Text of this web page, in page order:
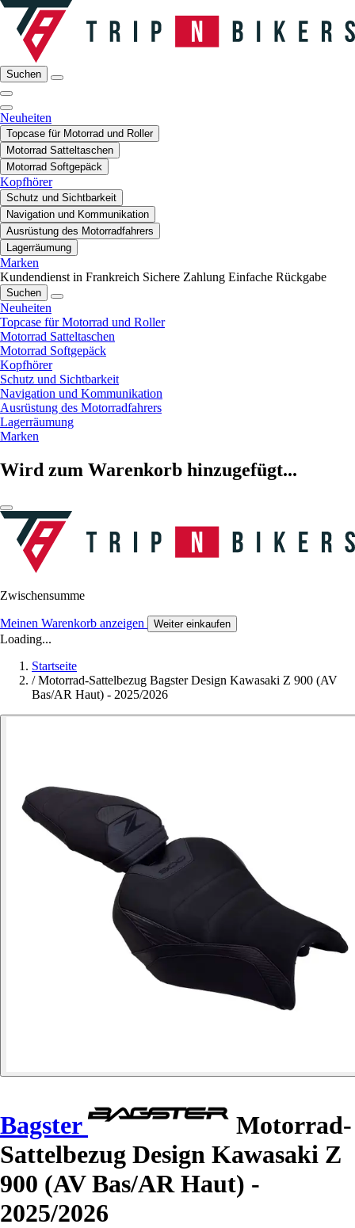
Suchen
Neuheiten
Topcase für Motorrad und Roller
Motorrad Satteltaschen
Motorrad Softgepäck
Kopfhörer
Schutz und Sichtbarkeit
Navigation und Kommunikation
Ausrüstung des Motorradfahrers
Lagerräumung
Marken
Kundendienst in Frankreich Sichere Zahlung Einfache Rückgabe
Suchen
Neuheiten
Topcase für Motorrad und Roller
Motorrad Satteltaschen
Motorrad Softgepäck
Kopfhörer
Schutz und Sichtbarkeit
Navigation und Kommunikation
Ausrüstung des Motorradfahrers
Lagerräumung
Marken
Wird zum Warenkorb hinzugefügt...
Zwischensumme
Meinen Warenkorb anzeigen Weiter einkaufen
Loading...
Startseite
/ Motorrad-Sattelbezug Bagster Design Kawasaki Z 900 (AV
Bas/AR Haut) - 2025/2026
Bagster
Motorrad-
Sattelbezug Design Kawasaki Z
900 (AV Bas/AR Haut) -
2025/2026